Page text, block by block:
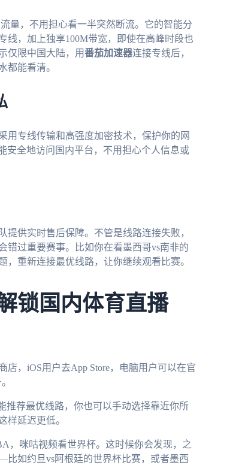
量，不用担心看一半突然断流。它的智能分
线，加上独享100M带宽，即使在高峰时段也
仅限中国大陆，用番茄加速器连接专线后，
都能看清。
用专线传输和高强度加密技术，保护你的网
安全地访问国内平台，不用担心个人信息或
提供实时售后保障。不管是线路连接失败，
错过重要赛事。比如你在看墨西哥vs南非的
重新连接最优线路，让你继续观看比赛。
锁国内体育直播
，iOS用户去App Store，电脑用户可以在官
推荐最优线路，你也可以手动选择靠近你所
样延迟更低。
，咪咕视频看世界杯。这时候你会发现，之
如约旦vs阿根廷的世界杯比赛，或者墨西